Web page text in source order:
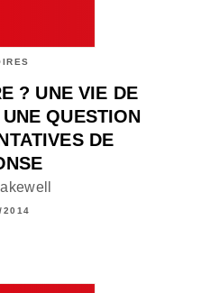
? UNE VIE DE
QUESTION
DE
2014